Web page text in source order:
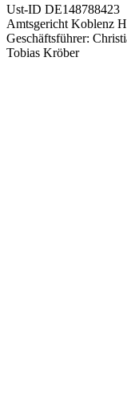
Ust-ID DE148788423
Amtsgericht Koblenz
Geschäftsführer:
Tobias Kröber